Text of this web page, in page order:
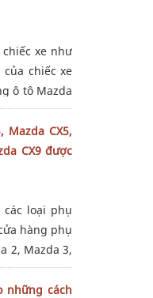
xe như
chiếc xe
ô tô Mazda
hiểu thêm
CX5,
CX9 được
các loại phụ
hàng phụ
2, Mazda 3,
BT50,
những cách